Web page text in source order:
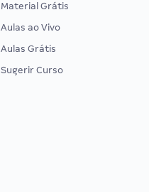
Material Grátis
Aulas ao Vivo
Aulas Grátis
Sugerir Curso